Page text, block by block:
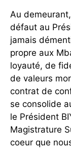
Au
défaut au
jamais
propre aux
loyauté, de
de valeurs
contrat de
se consolide
le Président
Magistrature
coeur que